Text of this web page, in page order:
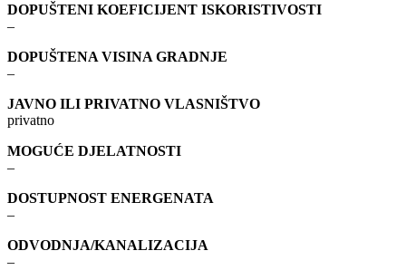
DOPUŠTENI KOEFICIJENT ISKORISTIVOSTI
–
DOPUŠTENA VISINA GRADNJE
–
JAVNO ILI PRIVATNO VLASNIŠTVO
privatno
MOGUĆE DJELATNOSTI
–
DOSTUPNOST ENERGENATA
–
ODVODNJA/KANALIZACIJA
–